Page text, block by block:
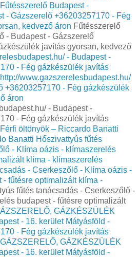
Fűtésszerelő Budapest -
- Gázszerelő +36203257170 - Fég
kedvező áron Fűtésszerelő
- Budapest - Gázszerelő
javítás gyorsan, kedvező
- Budapest -
- Fég gázkészülék javítás
http://www.gazszerelesbudapest.hu/
+36203257170 - Fég gázkészülék
áron
- Budapest -
- Fég gázkészülék javítás
Férfi öltönyök – Riccardo Banatti
Banatti Hőszivattyús fűtés
- Klíma oázis - klímaszerelés
klíma - klímaszerelés
- Cserkeszőlő - Klíma oázis -
- fűtésre optimalizált klíma -
fűtés tanácsadás - Cserkeszőlő -
budapest - fűtésre optimalizált
GÁZKÉSZÜLÉK
- 16. kerület Mátyásföld -
- Fég gázkészülék javítás
GÁZSZERELŐ, GÁZKÉSZÜLÉK
- 16. kerület Mátyásföld -